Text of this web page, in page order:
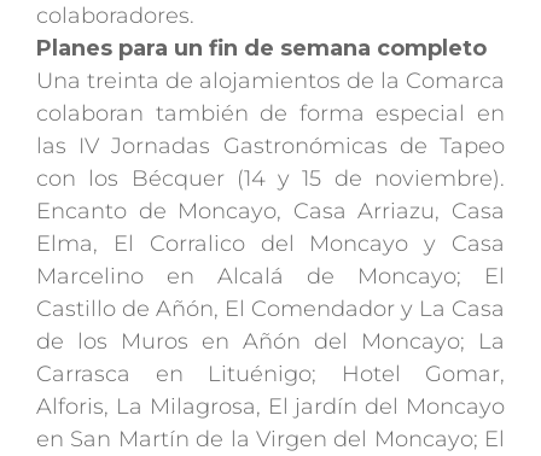
colaboradores.
Planes para un fin de semana completo
Una treinta de alojamientos de la Comarca
colaboran también de forma especial en
las IV Jornadas Gastronómicas de Tapeo
con los Bécquer (14 y 15 de noviembre).
Encanto de Moncayo, Casa Arriazu, Casa
Elma, El Corralico del Moncayo y Casa
Marcelino en Alcalá de Moncayo; El
Castillo de Añón, El Comendador y La Casa
de los Muros en Añón del Moncayo; La
Carrasca en Lituénigo; Hotel Gomar,
Alforis, La Milagrosa, El jardín del Moncayo
en San Martín de la Virgen del Moncayo; El